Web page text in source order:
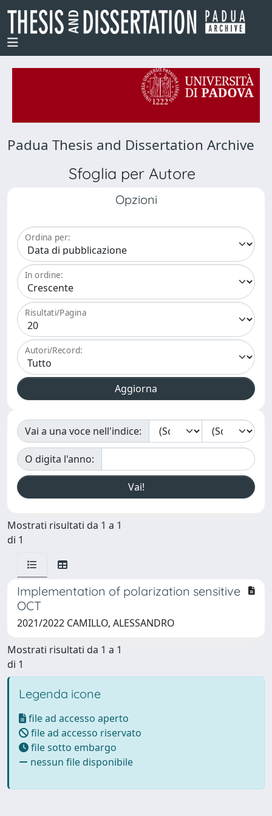
Padua Thesis and Dissertation Archive
Sfoglia per Autore
Opzioni
Ordina per:
In ordine:
Risultati/Pagina
Autori/Record:
Vai a una voce nell'indice:
O digita l'anno:
Mostrati risultati da 1 a 1
di 1
Implementation of polarization sensitive
OCT
2021/2022 CAMILLO, ALESSANDRO
Mostrati risultati da 1 a 1
di 1
Legenda icone
file ad accesso aperto
file ad accesso riservato
file sotto embargo
nessun file disponibile